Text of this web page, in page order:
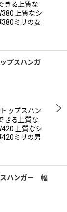
きる上質な
上質なシ
380ミリの女
プスハンガ
ップスハン
きる上質な
上質なシ
420ミリの男
スハンガー 幅